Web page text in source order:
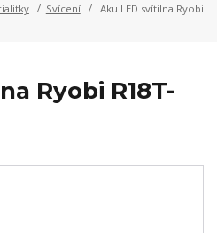
Svícení
Aku LED svítilna Ryobi
Ryobi R18T-